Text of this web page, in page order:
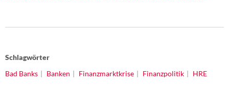
Schlagwörter
Bad Banks
Banken Finanzmarktkrise Finanzpolitik HRE